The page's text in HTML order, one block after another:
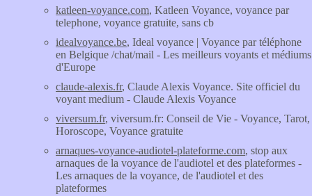
katleen-voyance.com, Katleen Voyance, voyance par
telephone, voyance gratuite, sans cb
idealvoyance.be, Ideal voyance | Voyance par téléphone
en Belgique /chat/mail - Les meilleurs voyants et médiums
d'Europe
claude-alexis.fr, Claude Alexis Voyance. Site officiel du
voyant medium - Claude Alexis Voyance
viversum.fr, viversum.fr: Conseil de Vie - Voyance, Tarot,
Horoscope, Voyance gratuite
arnaques-voyance-audiotel-plateforme.com, stop aux
arnaques de la voyance de l'audiotel et des plateformes -
Les arnaques de la voyance, de l'audiotel et des
plateformes